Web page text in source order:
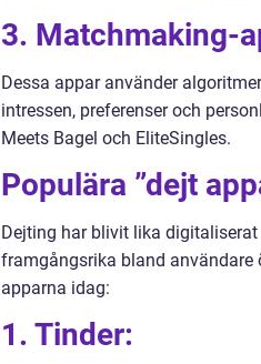
3. Matchmaking-
Dessa appar använder
intressen, preferenser och
Meets Bagel och EliteSingles.
Populära ”dejt
Dejting har blivit lika
framgångsrika bland användare
apparna idag:
1. Tinder: